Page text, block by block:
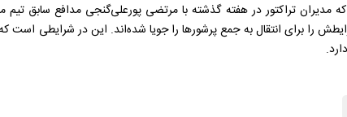
تراکتور در هفته گذشته با مرتضی پورعلی‌گنجی مدافع سابق تیم
را برای انتقال به جمع پرشور‌ها را جویا شده‌اند. این در شرایطی است